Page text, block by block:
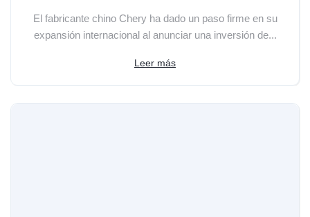
El fabricante chino Chery ha dado un paso firme en su
expansión internacional al anunciar una inversión de...
Leer más